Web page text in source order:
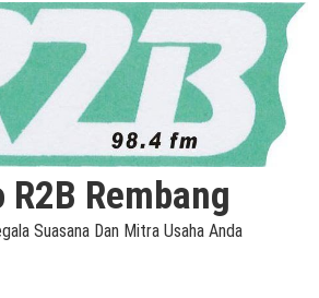
R2B Rembang
Suasana Dan Mitra Usaha Anda